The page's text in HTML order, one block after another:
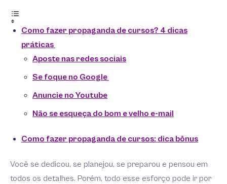
Como fazer propaganda de cursos? 4 dicas
práticas
Aposte nas redes sociais
Se foque no Google
Anuncie no Youtube
Não se esqueça do bom e velho e-mail
Como fazer propaganda de cursos: dica bônus
Você se dedicou, se planejou, se preparou e pensou em
todos os detalhes. Porém, todo esse esforço pode ir por